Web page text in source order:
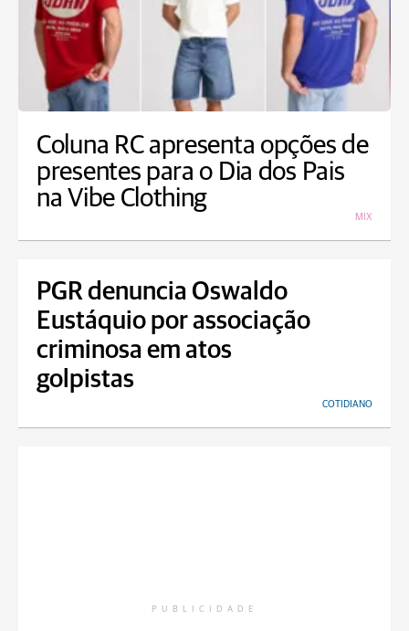
Coluna RC apresenta opções de
presentes para o Dia dos Pais
na Vibe Clothing
MIX
PGR denuncia Oswaldo
Eustáquio por associação
criminosa em atos
golpistas
COTIDIANO
PUBLICIDADE